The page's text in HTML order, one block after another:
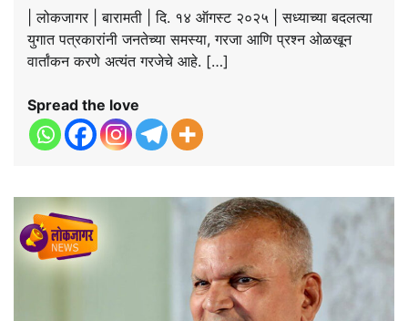
| लोकजागर | बारामती | दि. १४ ऑगस्ट २०२५ | सध्याच्या बदलत्या
युगात पत्रकारांनी जनतेच्या समस्या, गरजा आणि प्रश्न ओळखून
वार्तांकन करणे अत्यंत गरजेचे आहे. […]
Spread the love